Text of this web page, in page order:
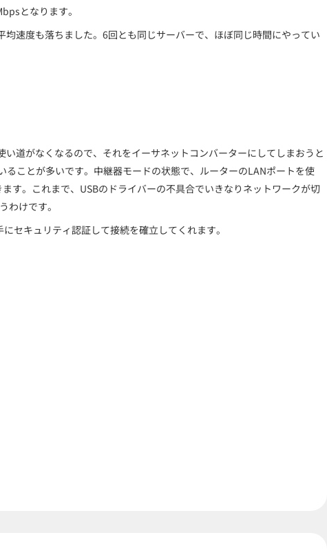
となります。
速度も落ちました。6回とも同じサーバーで、ほぼ同じ時間にやってい
道がなくなるので、それをイーサネットコンバーターにしてしまおうと
ことが多いです。中継器モードの状態で、ルーターのLANポートを使
す。これまで、USBのドライバーの不具合でいきなりネットワークが切
わけです。
セキュリティ認証して接続を確立してくれます。